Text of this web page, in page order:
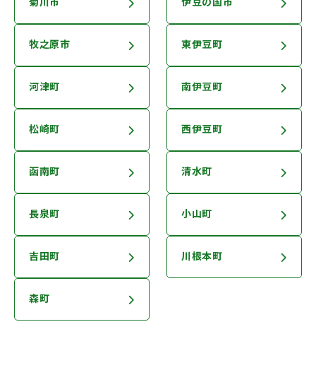
菊川市 伊豆の国市
牧之原市 東伊豆町
河津町 南伊豆町
松崎町 西伊豆町
函南町 清水町
長泉町 小山町
吉田町 川根本町
森町